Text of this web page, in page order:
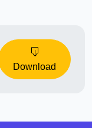
Download